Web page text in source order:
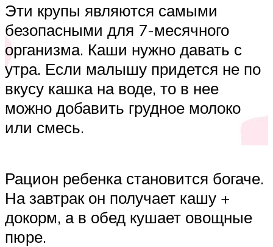
Эти крупы являются самыми
безопасными для 7-месячного
организма. Каши нужно давать с
утра. Если малышу придется не по
вкусу кашка на воде, то в нее
можно добавить грудное молоко
или смесь.
Рацион ребенка становится богаче.
На завтрак он получает кашу +
докорм, а в обед кушает овощные
пюре.